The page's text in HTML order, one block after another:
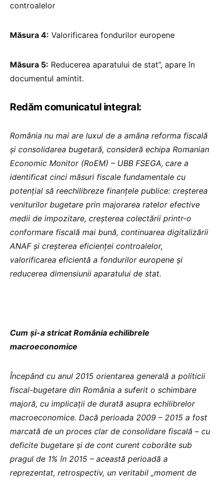
controalelor
Măsura 4: Valorificarea fondurilor europene
Măsura 5: Reducerea aparatului de stat”, apare în
documentul amintit.
Redăm comunicatul integral:
România nu mai are luxul de a amâna reforma fiscală
și consolidarea bugetară, consideră echipa Romanian
Economic Monitor (RoEM) – UBB FSEGA, care a
identificat cinci măsuri fiscale fundamentale cu
potențial să reechilibreze finanțele publice: creșterea
veniturilor bugetare prin majorarea ratelor efective
medii de impozitare, creșterea colectării printr-o
conformare fiscală mai bună, continuarea digitalizării
ANAF și creșterea eficienței controalelor,
valorificarea eficientă a fondurilor europene și
reducerea dimensiunii aparatului de stat.
Cum și-a stricat România echilibrele
macroeconomice
Începând cu anul 2015 orientarea generală a politicii
fiscal-bugetare din România a suferit o schimbare
majoră, cu implicații de durată asupra echilibrelor
macroeconomice. Dacă perioada 2009 – 2015 a fost
marcată de un proces clar de consolidare fiscală – cu
deficite bugetare și de cont curent coborâte sub
pragul de 1% în 2015 – această perioadă a
reprezentat, retrospectiv, un veritabil „moment de